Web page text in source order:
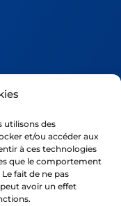
utilisons des
et/ou accéder aux
à ces technologies
que le comportement
fait de ne pas
avoir un effet
Ivision, société
de Nanterre sous le